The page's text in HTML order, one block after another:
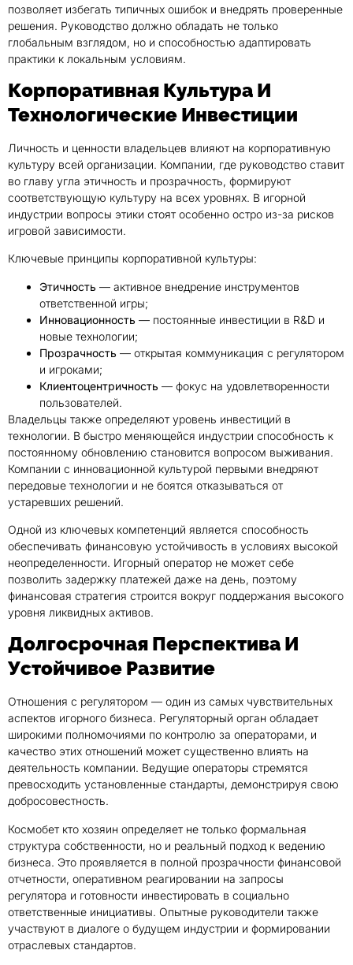
позволяет избегать типичных ошибок и внедрять проверенные
решения. Руководство должно обладать не только
глобальным взглядом, но и способностью адаптировать
практики к локальным условиям.
Корпоративная Культура И
Технологические Инвестиции
Личность и ценности владельцев влияют на корпоративную
культуру всей организации. Компании, где руководство ставит
во главу угла этичность и прозрачность, формируют
соответствующую культуру на всех уровнях. В игорной
индустрии вопросы этики стоят особенно остро из-за рисков
игровой зависимости.
Ключевые принципы корпоративной культуры:
Этичность — активное внедрение инструментов
ответственной игры;
Инновационность — постоянные инвестиции в R&D и
новые технологии;
Прозрачность — открытая коммуникация с регулятором
и игроками;
Клиентоцентричность — фокус на удовлетворенности
пользователей.
Владельцы также определяют уровень инвестиций в
технологии. В быстро меняющейся индустрии способность к
постоянному обновлению становится вопросом выживания.
Компании с инновационной культурой первыми внедряют
передовые технологии и не боятся отказываться от
устаревших решений.
Одной из ключевых компетенций является способность
обеспечивать финансовую устойчивость в условиях высокой
неопределенности. Игорный оператор не может себе
позволить задержку платежей даже на день, поэтому
финансовая стратегия строится вокруг поддержания высокого
уровня ликвидных активов.
Долгосрочная Перспектива И
Устойчивое Развитие
Отношения с регулятором — один из самых чувствительных
аспектов игорного бизнеса. Регуляторный орган обладает
широкими полномочиями по контролю за операторами, и
качество этих отношений может существенно влиять на
деятельность компании. Ведущие операторы стремятся
превосходить установленные стандарты, демонстрируя свою
добросовестность.
Космобет кто хозяин определяет не только формальная
структура собственности, но и реальный подход к ведению
бизнеса. Это проявляется в полной прозрачности финансовой
отчетности, оперативном реагировании на запросы
регулятора и готовности инвестировать в социально
ответственные инициативы. Опытные руководители также
участвуют в диалоге о будущем индустрии и формировании
отраслевых стандартов.